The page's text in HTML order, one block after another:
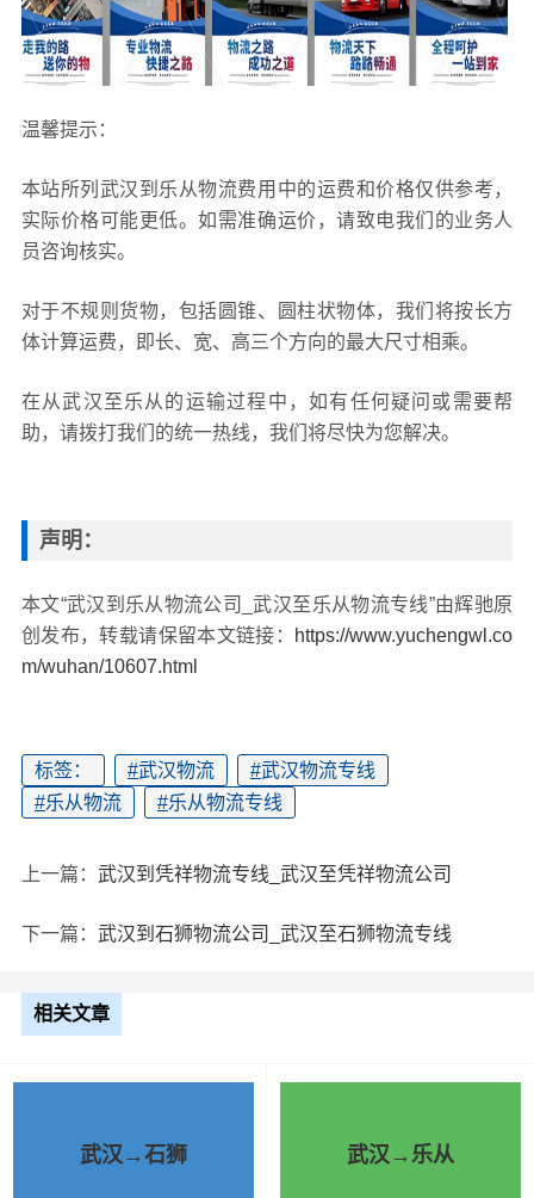
温馨提示：
本站所列武汉到乐从物流费用中的运费和价格仅供参考，
实际价格可能更低。如需准确运价，请致电我们的业务人
员咨询核实。
对于不规则货物，包括圆锥、圆柱状物体，我们将按长方
体计算运费，即长、宽、高三个方向的最大尺寸相乘。
在从武汉至乐从的运输过程中，如有任何疑问或需要帮
助，请拨打我们的统一热线，我们将尽快为您解决。
声明：
本文“武汉到乐从物流公司_武汉至乐从物流专线”由辉驰原
创发布，转载请保留本文链接：
https://www.yuchengwl.co
m/wuhan/10607.html
标签： #武汉物流 #武汉物流专线
#乐从物流 #乐从物流专线
上一篇： 武汉到凭祥物流专线_武汉至凭祥物流公司
下一篇： 武汉到石狮物流公司_武汉至石狮物流专线
相关文章
武汉→石狮 武汉→乐从